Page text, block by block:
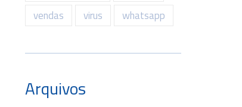
vendas
virus whatsapp
Arquivos